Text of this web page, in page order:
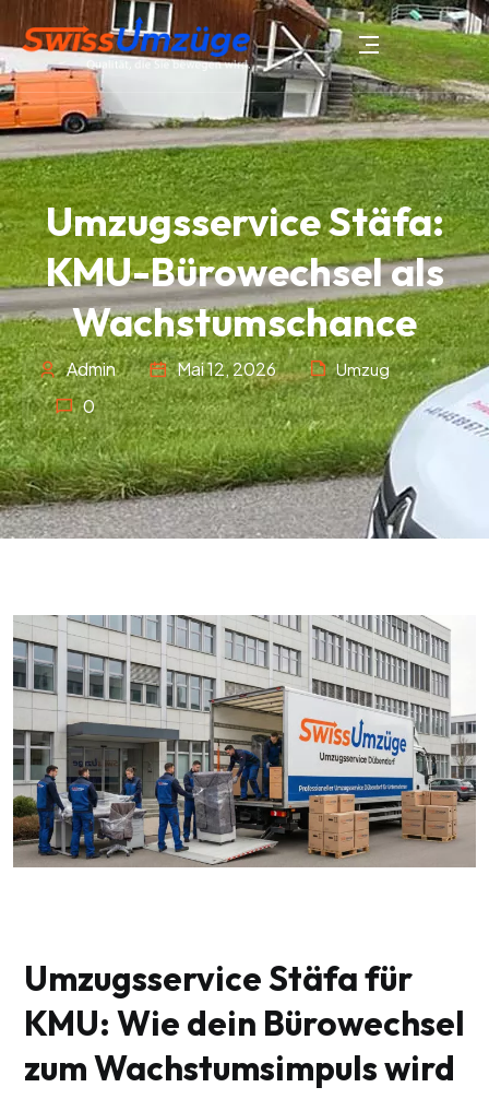
Umzugsservice Stäfa:
KMU-Bürowechsel als
Wachstumschance
Admin Mai 12, 2026 Umzug
0
Umzugsservice Stäfa für
KMU: Wie dein Bürowechsel
zum Wachstumsimpuls wird